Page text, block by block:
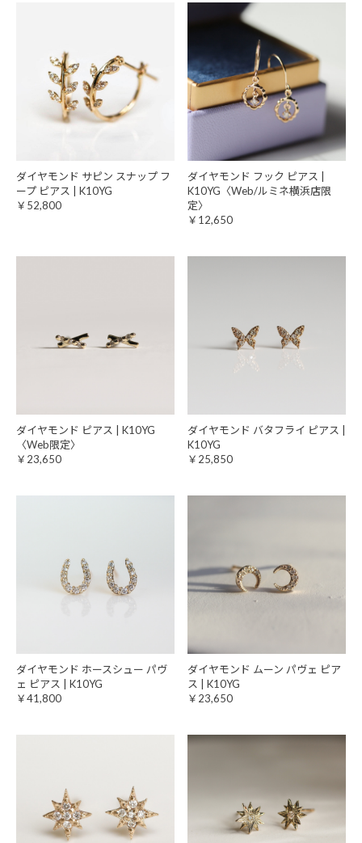
ダイヤモンド サピン スナップ フ
ープ ピアス | K10YG
￥52,800
ダイヤモンド フック ピアス |
K10YG〈Web/ルミネ横浜店限
定〉
￥12,650
ダイヤモンド ピアス | K10YG
〈Web限定〉
￥23,650
ダイヤモンド バタフライ ピアス |
K10YG
￥25,850
ダイヤモンド ホースシュー パヴ
ェ ピアス | K10YG
￥41,800
ダイヤモンド ムーン パヴェ ピア
ス | K10YG
￥23,650